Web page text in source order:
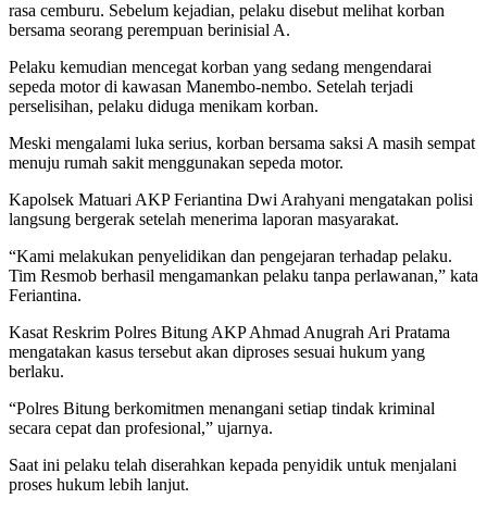
rasa cemburu. Sebelum kejadian, pelaku disebut melihat korban
bersama seorang perempuan berinisial A.
Pelaku kemudian mencegat korban yang sedang mengendarai
sepeda motor di kawasan Manembo-nembo. Setelah terjadi
perselisihan, pelaku diduga menikam korban.
Meski mengalami luka serius, korban bersama saksi A masih sempat
menuju rumah sakit menggunakan sepeda motor.
Kapolsek Matuari AKP Feriantina Dwi Arahyani mengatakan polisi
langsung bergerak setelah menerima laporan masyarakat.
“Kami melakukan penyelidikan dan pengejaran terhadap pelaku.
Tim Resmob berhasil mengamankan pelaku tanpa perlawanan,” kata
Feriantina.
Kasat Reskrim Polres Bitung AKP Ahmad Anugrah Ari Pratama
mengatakan kasus tersebut akan diproses sesuai hukum yang
berlaku.
“Polres Bitung berkomitmen menangani setiap tindak kriminal
secara cepat dan profesional,” ujarnya.
Saat ini pelaku telah diserahkan kepada penyidik untuk menjalani
proses hukum lebih lanjut.